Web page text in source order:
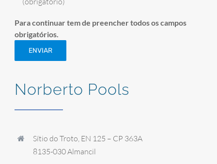
Para continuar tem de preencher todos os campos
obrigatórios.
Norberto Pools
Sítio do Troto, EN 125 – CP 363A
8135-030 Almancil